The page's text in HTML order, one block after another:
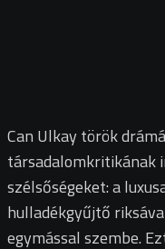
Can Ulkay török
társadalomkritikának
szélsőségeket: a
hulladékgyűjtő
egymással szembe.